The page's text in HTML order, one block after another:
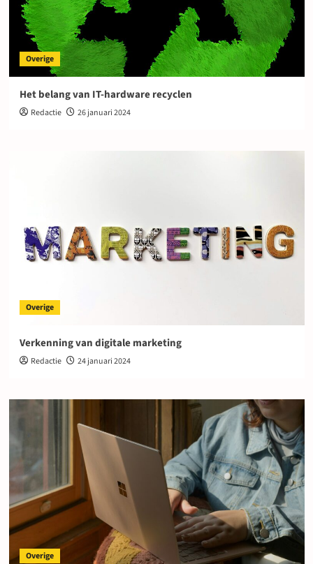
Overige
Het belang van IT-hardware recyclen
Redactie 26 januari 2024
Overige
Verkenning van digitale marketing
Redactie 24 januari 2024
Overige